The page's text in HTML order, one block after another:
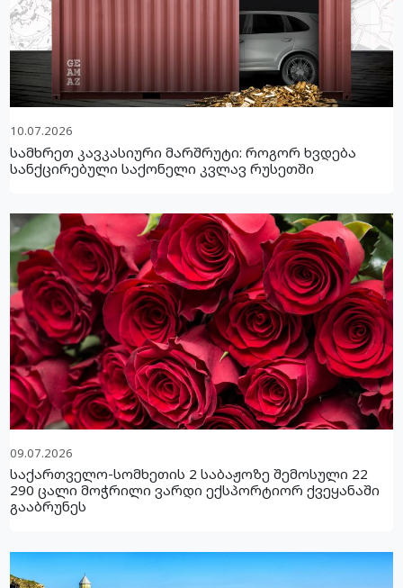
10.07.2026
სამხრეთ კავკასიური მარშრუტი: როგორ ხვდება
სანქცირებული საქონელი კვლავ რუსეთში
09.07.2026
საქართველო-სომხეთის 2 საბაჟოზე შემოსული 22
290 ცალი მოჭრილი ვარდი ექსპორტიორ ქვეყანაში
გააბრუნეს